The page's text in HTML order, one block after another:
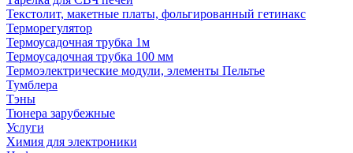
Текстолит, макетные платы, фольгированный гетинакс
Терморегулятор
Термоусадочная трубка 1м
Термоусадочная трубка 100 мм
Термоэлектрические модули, элементы Пельтье
Тумблера
Тэны
Тюнера зарубежные
Услуги
Химия для электроники